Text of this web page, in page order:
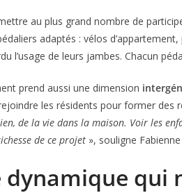
au plus grand nombre de
adaptés : vélos
l’usage de leurs jambes. Chacun
prend aussi une dimension
les résidents pour former des
de la vie dans la maison. Voir les
de ce projet », souligne
dynamique qui